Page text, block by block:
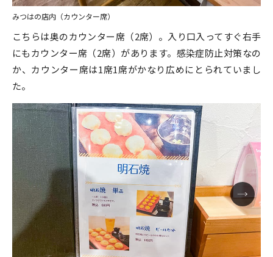
みつはの店内（カウンター席）
こちらは奥のカウンター席（2席）。入り口入ってすぐ右手
にもカウンター席（2席）があります。感染症防止対策なの
か、カウンター席は1席1席がかなり広めにとられていまし
た。